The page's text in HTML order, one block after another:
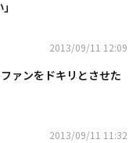
2013/09/11 12:09
ァンをドキリとさせた
2013/09/11 11:32